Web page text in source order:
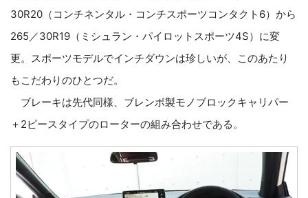
30R20（コンチネンタル・コンチスポーツコンタクト6）から
265／30R19（ミシュラン・パイロットスポーツ4S）に変
更。スポーツモデルでインチダウンは珍しいが、このあたり
もこだわりのひとつだ。
ブレーキは先代同様、ブレンボ製モノブロックキャリパー
＋2ピースタイプのローターの組み合わせである。